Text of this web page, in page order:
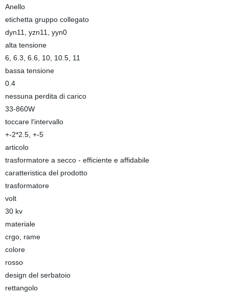
Anello
etichetta gruppo collegato
dyn11, yzn11, yyn0
alta tensione
6, 6.3, 6.6, 10, 10.5, 11
bassa tensione
0.4
nessuna perdita di carico
33-860W
toccare l′intervallo
+-2*2.5, +-5
articolo
trasformatore a secco - efficiente e affidabile
caratteristica del prodotto
trasformatore
volt
30 kv
materiale
crgo, rame
colore
rosso
design del serbatoio
rettangolo